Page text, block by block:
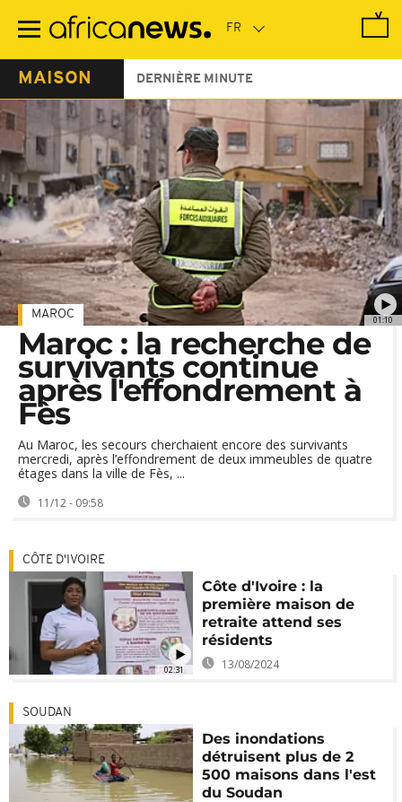
contenu
MAISON DERNIÈRE MINUTE
01:10
MAROC
Maroc : la recherche de
survivants continue
après l'effondrement à
Fès
Au Maroc, les secours cherchaient encore des survivants
mercredi, après l’effondrement de deux immeubles de quatre
étages dans la ville de Fès, ...
11/12 - 09:58
02:31
CÔTE D'IVOIRE
Côte d'Ivoire : la
première maison de
retraite attend ses
résidents
13/08/2024
SOUDAN
Des inondations
détruisent plus de 2
500 maisons dans l'est
du Soudan